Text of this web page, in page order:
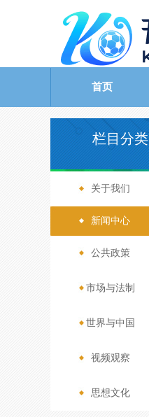
首页
栏目分类
关于我们
新闻中心
公共政策
市场与法制
世界与中国
视频观察
思想文化